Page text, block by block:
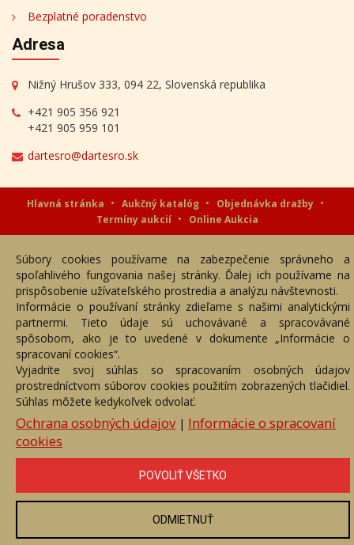
Bezplatné poradenstvo
Adresa
Nižný Hrušov 333, 094 22, Slovenská republika
+421 905 356 921
+421 905 959 101
dartesro@dartesro.sk
Hlavná stránka Aukčný katalóg
Objednávka dražby
Termíny aukcií
Online Aukcia
Akékoľvek používanie obrazových a textových súčastí tejto stránky je
podmienené výslovným súhlasom jej vlastníka. Všetky práva sú
vyhradené.
Súbory cookies používame na zabezpečenie správneho a
spoľahlivého fungovania našej stránky. Ďalej ich používame na
prispôsobenie užívateľského prostredia a analýzu návštevnosti.
Informácie o používaní stránky zdieľame s našimi analytickými
partnermi. Tieto údaje sú uchovávané a spracovávané
spôsobom, ako je to uvedené v dokumente „Informácie o
spracovaní cookies“.
Vyjadrite svoj súhlas so spracovaním osobných údajov
prostredníctvom súborov cookies použitím zobrazených tlačidiel.
Súhlas môžete kedykoľvek odvolať.
Ochrana osobných údajov| Informácie o spracovaní
cookies
POVOLIŤ VŠETKO
ODMIETNUŤ